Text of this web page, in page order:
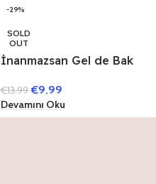
-29%
SOLD
OUT
İnanmazsan Gel de Bak
€13.99 €9.99
Devamını Oku